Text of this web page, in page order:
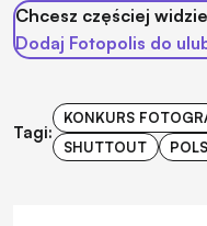
Chcesz częściej
Dodaj Fotopolis do
Tagi:
KONKURS
SHUTTOUT